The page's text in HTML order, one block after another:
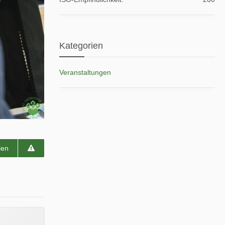
Kategorien
Veranstaltungen